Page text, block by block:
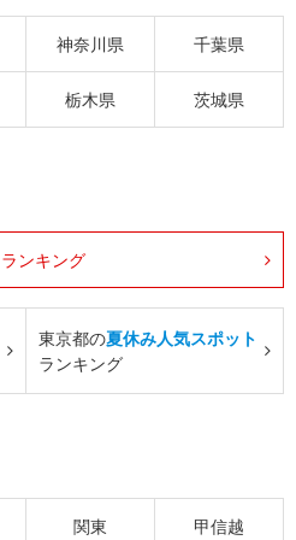
神奈川県 千葉県
栃木県 茨城県
ランキング
東京都の夏休み人気スポット
ランキング
関東 甲信越